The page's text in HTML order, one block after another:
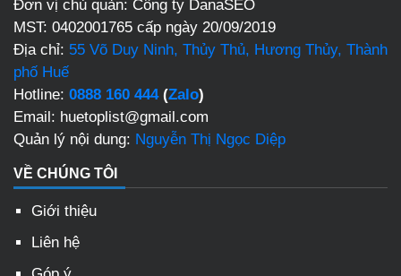
Đơn vị chủ quản: Công ty DanaSEO
MST: 0402001765 cấp ngày 20/09/2019
Địa chỉ: 55 Võ Duy Ninh, Thủy Thủ, Hương Thủy, Thành
phố Huế
Hotline: 0888 160 444(Zalo)
Email: huetoplist@gmail.com
Quản lý nội dung: Nguyễn Thị Ngọc Diệp
VỀ CHÚNG TÔI
Giới thiệu
Liên hệ